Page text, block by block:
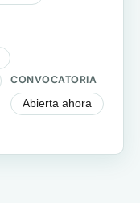
CONVOCATORIA
Abierta ahora